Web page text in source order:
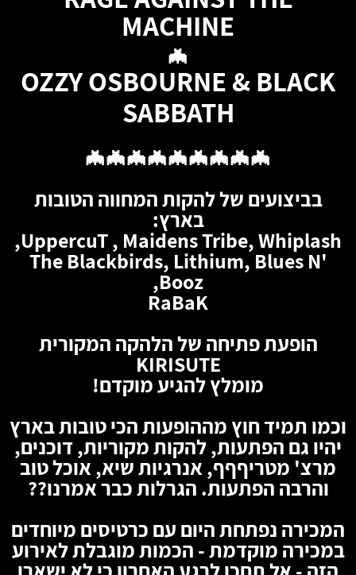
MACHINE
🦇
OZZY OSBOURNE & BLACK
SABBATH
🦇🦇🦇🦇🦇🦇🦇🦇🦇
בביצועים של להקות המחווה הטובות
בארץ:
UppercuT , Maidens Tribe, Whiplash,
The Blackbirds, Lithium, Blues N'
Booz,
RaBaK
הופעת פתיחה של הלהקה המקורית
KIRISUTE
מומלץ להגיע מוקדם!
וכמו תמיד חוץ מההופעות הכי טובות בארץ
יהיו גם הפתעות, להקות מקוריות, דוכנים,
מרצ' מטריףףף, אנרגיות שיא, אוכל טוב
והרבה הפתעות. הגרלות כבר אמרנו??
המכירה נפתחת היום עם כרטיסים מיוחדים
במכירה מוקדמת - הכמות מוגבלת לאירוע